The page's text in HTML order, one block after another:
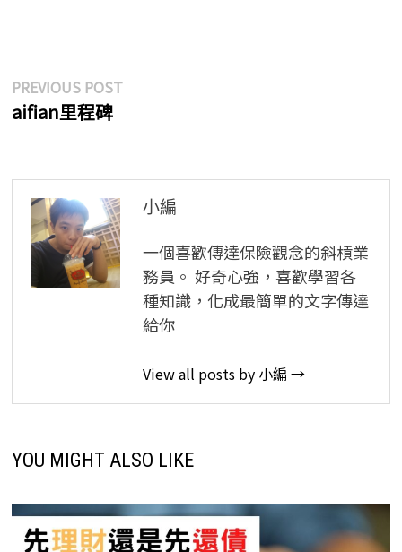
文
章
覽
PREVIOUS POSTPrevious
aifian里程碑
小編
一個喜歡傳達保險觀念的斜槓業
務員。 好奇心強，喜歡學習各
種知識，化成最簡單的文字傳達
給你
View all posts by 小編 →
YOU MIGHT ALSO LIKE